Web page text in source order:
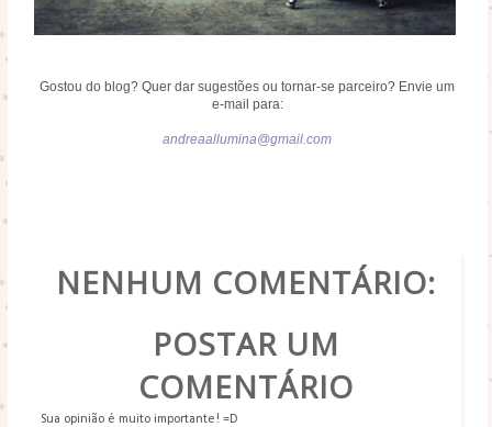
Gostou do blog? Quer dar sugestões ou tornar-se parceiro? Envie um
e-mail para:
andreaallumina@gmail.com
NENHUM COMENTÁRIO:
POSTAR UM
COMENTÁRIO
Sua opinião é muito importante! =D